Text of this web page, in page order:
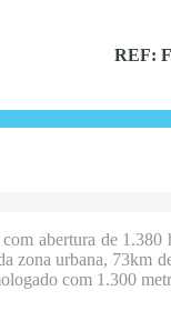
REF:
abertura de
zona urbana,
com 1.300